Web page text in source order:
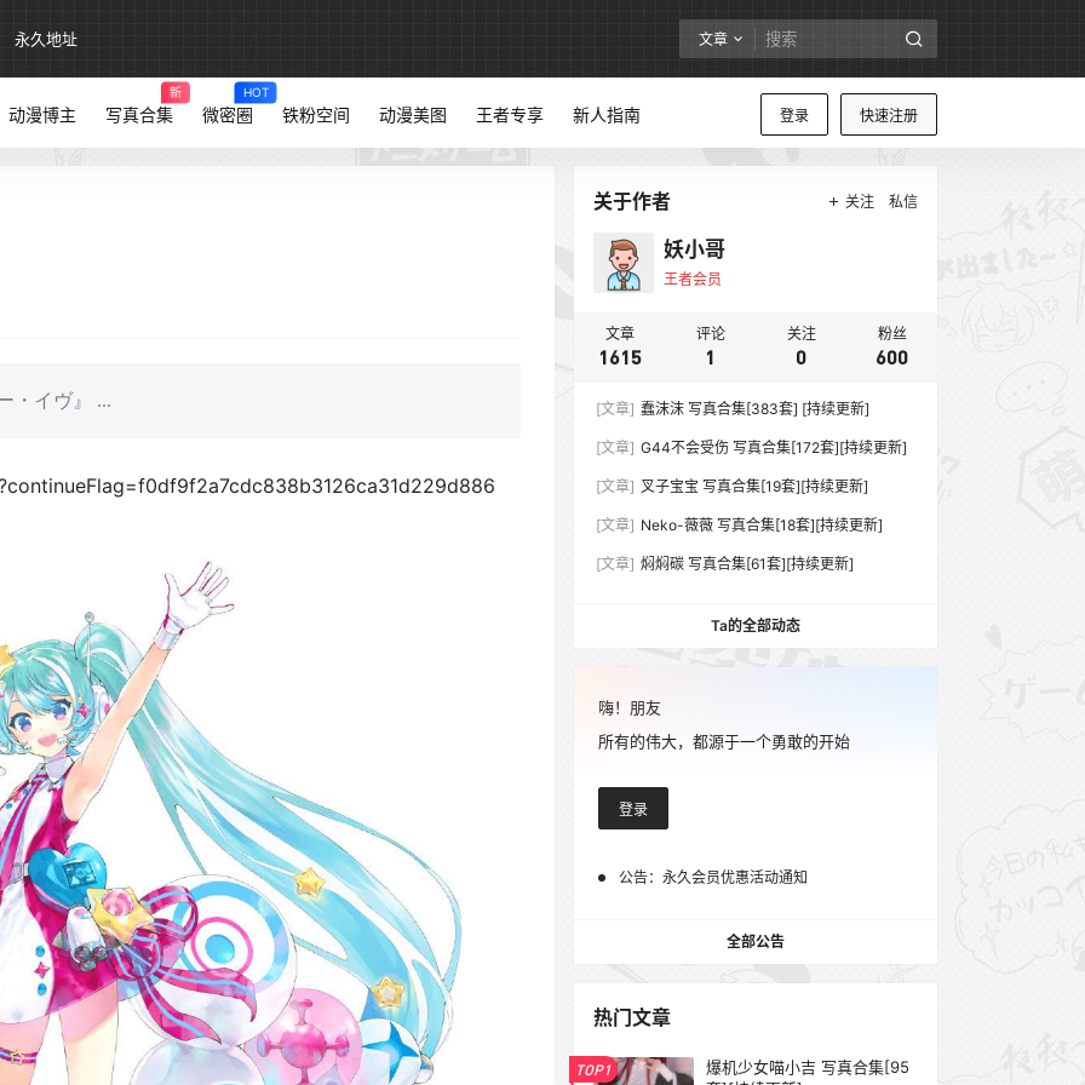
永久地址 文章
登录 快速注册
动漫博主 写真合集
新
微密圈
HOT
铁粉空间 动漫美图 王者专享 新人指南
・イヴ』 ​​​...
关于作者 关注 私信
妖小哥
王者会员
文章
1615
评论
1
关注
0
粉丝
600
[文章] 蠢沫沫 写真合集[383套] [持续更新]
[文章] G44不会受伤 写真合集[172套][持续更新]
[文章] 叉子宝宝 写真合集[19套][持续更新]
[文章] Neko-薇薇 写真合集[18套][持续更新]
[文章] 焖焖碳 写真合集[61套][持续更新]
Ta的全部动态
嗨！朋友
所有的伟大，都源于一个勇敢的开始
登录
公告： 永久会员优惠活动通知
全部公告
热门文章
TOP1
爆机少女喵小吉 写真合集[95